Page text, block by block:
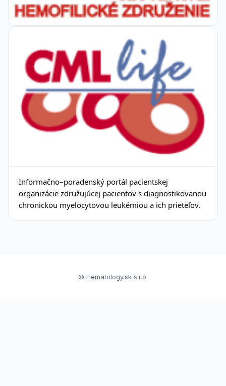
Informačno–poradenský portál pacientskej
organizácie združujúcej pacientov s diagnostikovanou
chronickou myelocytovou leukémiou a ich prieteľov.
© Hematology.sk s.r.o.